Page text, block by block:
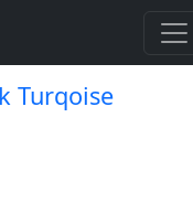
Turqoise